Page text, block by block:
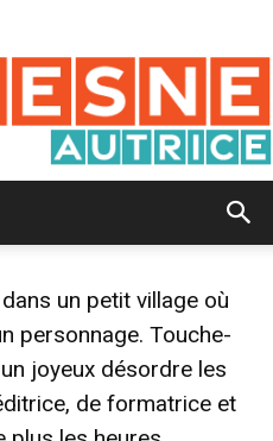
Dufresne
un petit village où
personnage. Touche-
joyeux désordre les
de formatrice et